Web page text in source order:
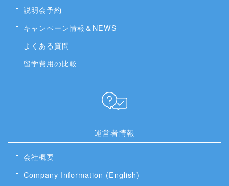
説明会予約
キャンペーン情報＆NEWS
よくある質問
留学費用の比較
運営者情報
会社概要
Company Information (English)